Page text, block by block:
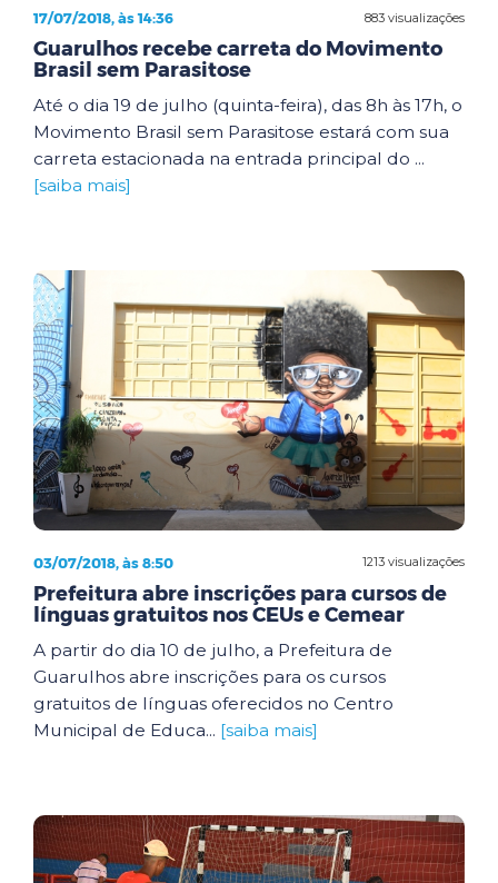
883 visualizações
17/07/2018, às 14:36
Guarulhos recebe carreta do Movimento
Brasil sem Parasitose
Até o dia 19 de julho (quinta-feira), das 8h às 17h, o
Movimento Brasil sem Parasitose estará com sua
carreta estacionada na entrada principal do ...
[saiba mais]
1213 visualizações
03/07/2018, às 8:50
Prefeitura abre inscrições para cursos de
línguas gratuitos nos CEUs e Cemear
A partir do dia 10 de julho, a Prefeitura de
Guarulhos abre inscrições para os cursos
gratuitos de línguas oferecidos no Centro
Municipal de Educa... [saiba mais]